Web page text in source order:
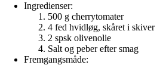
Ingredienser:
500 g cherrytomater
4 fed hvidløg, skåret i skiver
2 spsk olivenolie
Salt og peber efter smag
Fremgangsmåde: